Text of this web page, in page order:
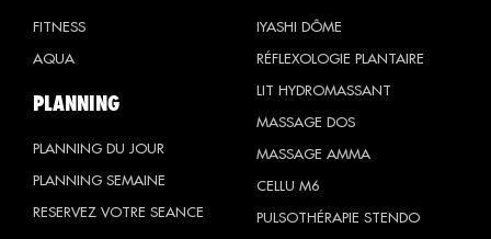
FITNESS
AQUA
PLANNING
PLANNING DU JOUR
PLANNING SEMAINE
RESERVEZ VOTRE SEANCE
IYASHI DÔME
RÉFLEXOLOGIE PLANTAIRE
LIT HYDROMASSANT
MASSAGE DOS
MASSAGE AMMA
CELLU M6
PULSOTHÉRAPIE STENDO